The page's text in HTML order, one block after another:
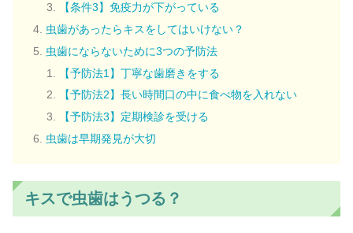
【条件3】免疫力が下がっている
虫歯があったらキスをしてはいけない？
虫歯にならないために3つの予防法
【予防法1】丁寧な歯磨きをする
【予防法2】長い時間口の中に食べ物を入れない
【予防法3】定期検診を受ける
虫歯は早期発見が大切
キスで虫歯はうつる？